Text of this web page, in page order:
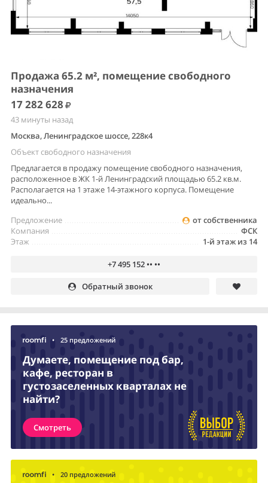
Продажа 65.2 м², помещение свободного
назначения
17 282 628
43 минуты назад
Москва, Ленинградское шоссе, 228к4
Объект свободного назначения
Предлагается в продажу помещение свободного назначения,
расположенное в ЖК 1-й Ленинградский площадью 65.2 кв.м.
Располагается на 1 этаже 14-этажного корпуса. Помещение
идеально...
от собственника
Предложение
ФСК
Компания
1-й этаж из 14
Этаж
+7 495 152 •• ••
Обратный звонок
• 25 предложений
Думаете, помещение под бар,
кафе, ресторан в
густозаселенных кварталах не
найти?
Смотреть
• 20 предложений